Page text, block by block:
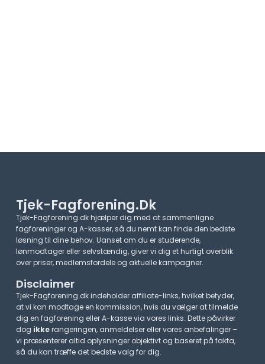
Tjek-Fagforening.dk
Tjek-Fagforening.dk hjælper dig med at sammenligne
fagforeninger og A-kasser, så du nemt kan finde den bedste
løsning til dine behov. Uanset om du er studerende,
lønmodtager eller selvstændig, giver vi dig et hurtigt overblik
over priser, medlemsfordele og aktuelle kampagner.​
Disclaimer
Tjek-Fagforening.dk indeholder affiliate-links, hvilket betyder,
at vi kan modtage en kommission, hvis du vælger at tilmelde
dig en fagforening eller A-kasse via vores links. Dette påvirker
dog ikkerangeringen, anmeldelser eller vores anbefalinger –
vi præsenterer altid oplysninger objektivt og baseret på fakta,
så du kan træffe det bedste valg for dig.